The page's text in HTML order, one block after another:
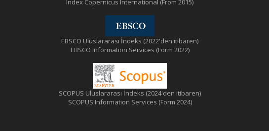
Index Copernicus International (From 2015)
EBSCO Uluslararası İndeks (2022'den itibaren)
EBSCO Information Services (Form 2022)
SCOPUS Uluslararası İndeks (2024'den itibaren)
SCOPUS Information Services (Form 2024)